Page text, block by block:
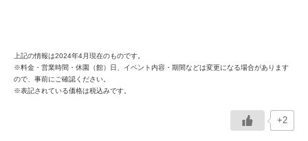
上記の情報は2024年4月現在のものです。
※料金・営業時間・休園（館）日、イベント内容・期間などは変更になる場合があります
ので、事前にご確認ください。
※表記されている価格は税込みです。
+2